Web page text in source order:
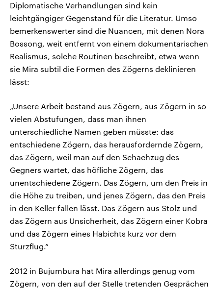
Diplomatische Verhandlungen sind kein
leichtgängiger Gegenstand für die Literatur. Umso
bemerkenswerter sind die Nuancen, mit denen Nora
Bossong, weit entfernt von einem dokumentarischen
Realismus, solche Routinen beschreibt, etwa wenn
sie Mira subtil die Formen des Zögerns deklinieren
lässt:
„Unsere Arbeit bestand aus Zögern, aus Zögern in so
vielen Abstufungen, dass man ihnen
unterschiedliche Namen geben müsste: das
entschiedene Zögern, das herausfordernde Zögern,
das Zögern, weil man auf den Schachzug des
Gegners wartet, das höfliche Zögern, das
unentschiedene Zögern. Das Zögern, um den Preis in
die Höhe zu treiben, und jenes Zögern, das den Preis
in den Keller fallen lässt. Das Zögern aus Stolz und
das Zögern aus Unsicherheit, das Zögern einer Kobra
und das Zögern eines Habichts kurz vor dem
Sturzflug.“
2012 in Bujumbura hat Mira allerdings genug vom
Zögern, von den auf der Stelle tretenden Gesprächen